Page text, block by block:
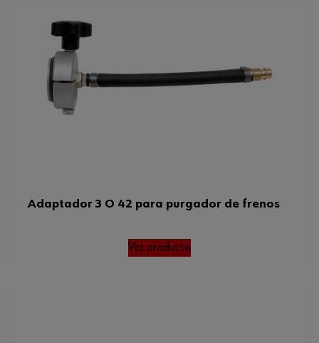
Adaptador 3 O 42 para purgador de frenos
Ver producto